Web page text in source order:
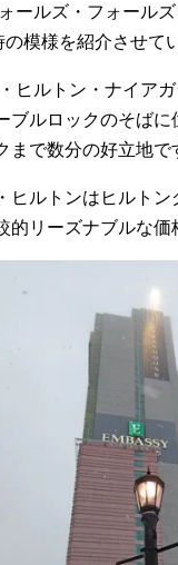
ールズ・フォール
模様を紹介させて
ヒルトン・ナイア
ブルロックのそば
で数分の好立地で
ヒルトンはヒルト
的リーズナブルな価